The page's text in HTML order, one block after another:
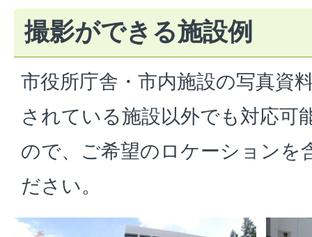
撮影ができる施設例
市役所庁舎・市内施設の写真資
されている施設以外でも対応可
ので、ご希望のロケーションを
ださい。